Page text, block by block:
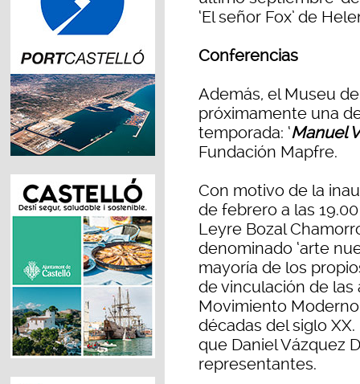
‘El señor Fox’ de
Conferencias
Además, el Museu
próximamente una
temporada: ‘Manuel
Fundación Mapfre.
Con motivo de la
de febrero a las
Leyre Bozal
denominado ‘arte
mayoría de los
de vinculación de
Movimiento
décadas del siglo
que Daniel Vázquez
representantes.